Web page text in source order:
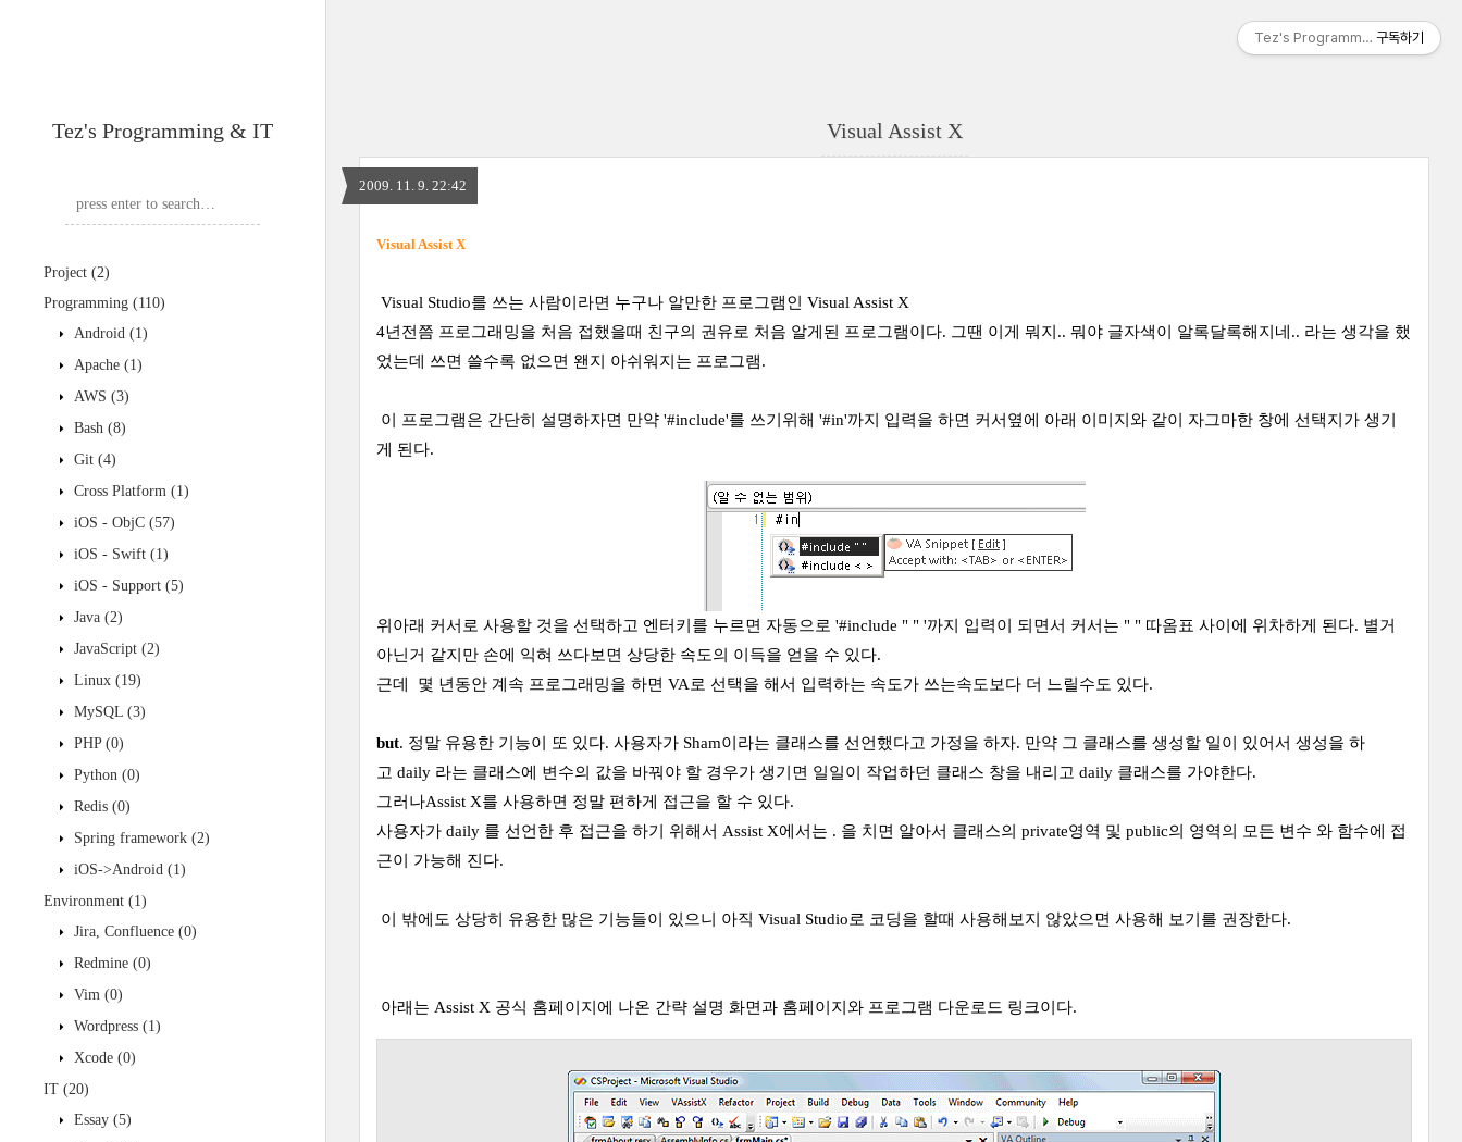
Tez's Programming & IT
Project (2)
Programming (110)
Android (1)
Apache (1)
AWS (3)
Bash (8)
Git (4)
Cross Platform (1)
iOS - ObjC (57)
iOS - Swift (1)
iOS - Support (5)
Java (2)
JavaScript (2)
Linux (19)
MySQL (3)
PHP (0)
Python (0)
Redis (0)
Spring framework (2)
iOS->Android (1)
Environment (1)
Jira, Confluence (0)
Redmine (0)
Vim (0)
Wordpress (1)
Xcode (0)
IT (20)
Essay (5)
Visual Assist X
2009. 11. 9. 22:42
Visual Assist X
Visual Studio를 쓰는 사람이라면 누구나 알만한 프로그램인 Visual Assist X
4년전쯤 프로그래밍을 처음 접했을때 친구의 권유로 처음 알게된 프로그램이다. 그땐 이게 뭐지.. 뭐야 글자색이 알록달록해지네.. 라는 생각을 했
었는데 쓰면 쓸수록 없으면 왠지 아쉬워지는 프로그램.
이 프로그램은 간단히 설명하자면 만약 '#include'를 쓰기위해 '#in'까지 입력을 하면 커서옆에 아래 이미지와 같이 자그마한 창에 선택지가 생기
게 된다.
위아래 커서로 사용할 것을 선택하고 엔터키를 누르면 자동으로 '#include " " '까지 입력이 되면서 커서는 " " 따옴표 사이에 위차하게 된다. 별거
아닌거 같지만 손에 익혀 쓰다보면 상당한 속도의 이득을 얻을 수 있다.
근데 몇 년동안 계속 프로그래밍을 하면 VA로 선택을 해서 입력하는 속도가 쓰는속도보다 더 느릴수도 있다.
but. 정말 유용한 기능이 또 있다. 사용자가 Sham이라는 클래스를 선언했다고 가정을 하자. 만약 그 클래스를 생성할 일이 있어서 생성을 하
고 daily 라는 클래스에 변수의 값을 바꿔야 할 경우가 생기면 일일이 작업하던 클래스 창을 내리고 daily 클래스를 가야한다.
그러나Assist X를 사용하면 정말 편하게 접근을 할 수 있다.
사용자가 daily 를 선언한 후 접근을 하기 위해서 Assist X에서는 . 을 치면 알아서 클래스의 private영역 및 public의 영역의 모든 변수 와 함수에 접
근이 가능해 진다.
이 밖에도 상당히 유용한 많은 기능들이 있으니 아직 Visual Studio로 코딩을 할때 사용해보지 않았으면 사용해 보기를 권장한다.
아래는 Assist X 공식 홈페이지에 나온 간략 설명 화면과 홈페이지와 프로그램 다운로드 링크이다.
Tez's Programming & IT
구독하기